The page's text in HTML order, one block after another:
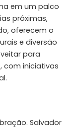
em um palco
próximas,
oferecem o
e diversão
para
com iniciativas
Salvador